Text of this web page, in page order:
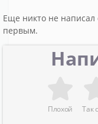
Еще никто не
первым.
Плохой Так